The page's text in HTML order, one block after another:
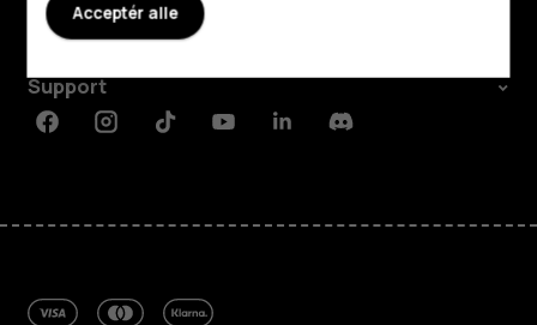
Planet and people
Support
FacebookInstagramTiktokYoutubeLinkedinDiscord
Acceptér alle